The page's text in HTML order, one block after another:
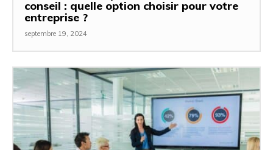
conseil : quelle option choisir pour votre
entreprise ?
septembre 19, 2024